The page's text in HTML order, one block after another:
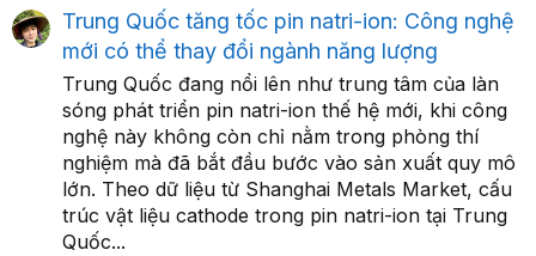
Trung Quốc tăng tốc pin natri-ion: Công nghệ
mới có thể thay đổi ngành năng lượng
Trung Quốc đang nổi lên như trung tâm của làn
sóng phát triển pin natri-ion thế hệ mới, khi công
nghệ này không còn chỉ nằm trong phòng thí
nghiệm mà đã bắt đầu bước vào sản xuất quy mô
lớn. Theo dữ liệu từ Shanghai Metals Market, cấu
trúc vật liệu cathode trong pin natri-ion tại Trung
Quốc...